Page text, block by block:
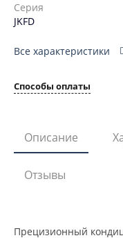
Серия
JKFD
Все характеристики
Способы оплаты
Описание
Отзывы
Прецизионный